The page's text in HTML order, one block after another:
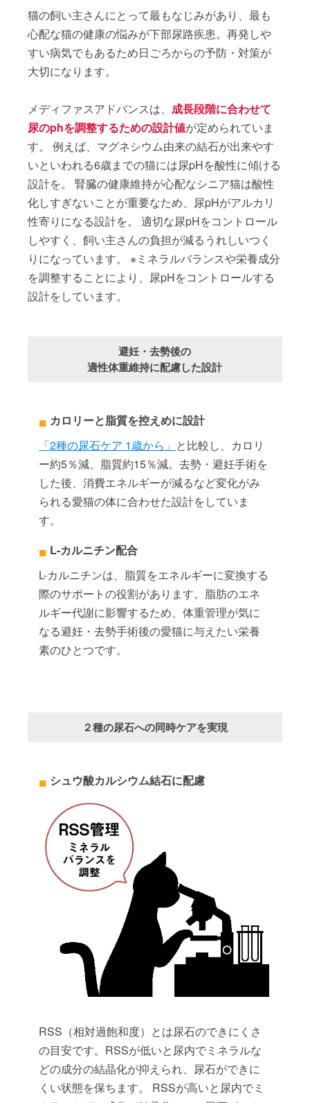
猫の飼い主さんにとって最もなじみがあり、最も
心配な猫の健康の悩みが下部尿路疾患。再発しや
すい病気でもあるため日ごろからの予防・対策が
大切になります。
メディファスアドバンスは、 成長段階に合わせて
尿のphを調整するための設計値が定められていま
す。 例えば、マグネシウム由来の結石が出来やす
いといわれる6歳までの猫には尿pHを酸性に傾ける
設計を。 腎臓の健康維持が心配なシニア猫は酸性
化しすぎないことが重要なため、尿pHがアルカリ
性寄りになる設計を。 適切な尿pHをコントロール
しやすく、飼い主さんの負担が減るうれしいつく
りになっています。 ※ミネラルバランスや栄養成分
を調整することにより、尿pHをコントロールする
設計をしています。
避妊・去勢後の
適性体重維持に配慮した設計
カロリーと脂質を控えめに設計
「2種の尿石ケア 1歳から」 と比較し、カロリ
ー約5％減、脂質約15％減。去勢・避妊手術を
した後、消費エネルギーが減るなど変化がみ
られる愛猫の体に合わせた設計をしていま
す。
L-カルニチン配合
L-カルニチンは、脂質をエネルギーに変換する
際のサポートの役割があります。脂肪のエネ
ルギー代謝に影響するため、体重管理が気に
なる避妊・去勢手術後の愛猫に与えたい栄養
素のひとつです。
２種の尿石への同時ケアを実現
シュウ酸カルシウム結石に配慮
RSS（相対過飽和度）とは尿石のできにくさ
の目安です。RSSが低いと尿内でミネラルな
どの成分の結晶化が抑えられ、尿石ができに
くい状態を保ちます。 RSSが高いと尿内でミ